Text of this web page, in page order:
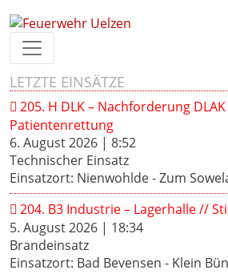
LETZTE EINSÄTZE
205. H DLK – Nachforderung
Patientenrettung
6. August 2026 | 8:52
Technischer Einsatz
Einsatzort: Nienwohlde - Zum
204. B3 Industrie – Lagerhalle //
5. August 2026 | 18:34
Brandeinsatz
Einsatzort: Bad Bevensen - Klein